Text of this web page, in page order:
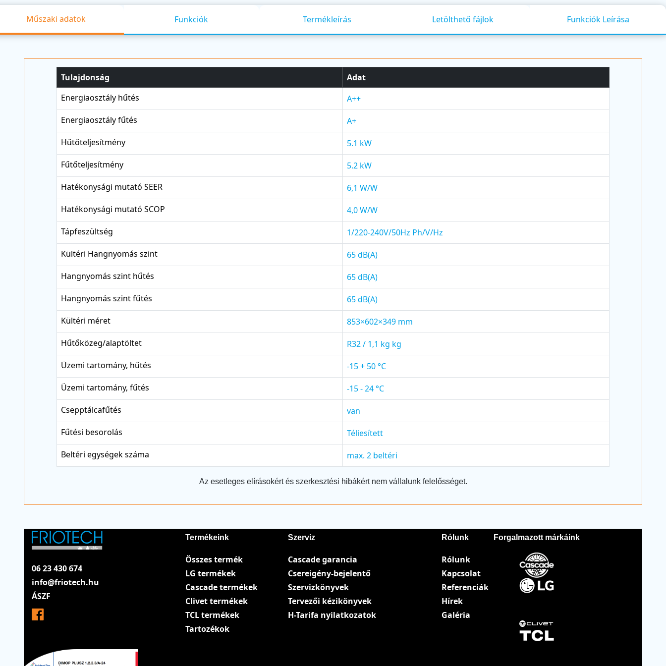
Műszaki adatok Funkciók Termékleírás Letölthető fájlok Funkciók Leírása
Tulajdonság
Adat
Energiaosztály hűtés
A++
Energiaosztály fűtés
A+
Hűtőteljesítmény
5.1 kW
Fűtőteljesítmény
5.2 kW
Hatékonysági mutató SEER
6,1 W/W
Hatékonysági mutató SCOP
4,0 W/W
Tápfeszültség
1/220-240V/50Hz Ph/V/Hz
Kültéri Hangnyomás szint
65 dB(A)
Hangnyomás szint hűtés
65 dB(A)
Hangnyomás szint fűtés
65 dB(A)
Kültéri méret
853×602×349 mm
Hűtőközeg/alaptöltet
R32 / 1,1 kg kg
Üzemi tartomány, hűtés
-15 + 50 °C
Üzemi tartomány, fűtés
-15 - 24 °C
Csepptálcafűtés
van
Fűtési besorolás
Téliesített
Beltéri egységek száma
max. 2 beltéri
Az esetleges elírásokért és szerkesztési hibákért nem vállalunk felelősséget.
06 23 430 674
info@friotech.hu
ÁSZF
Termékeink
Összes termék
LG termékek
Cascade termékek
Clivet termékek
TCL termékek
Tartozékok
Szerviz
Cascade garancia
Csereigény-bejelentő
Szervizkönyvek
Tervezői kézikönyvek
H-Tarifa nyilatkozatok
Rólunk
Rólunk
Kapcsolat
Referenciák
Hírek
Galéria
Forgalmazott márkáink